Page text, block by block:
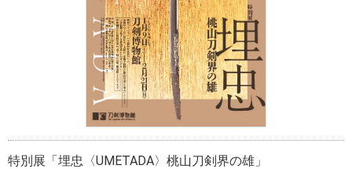
特別展「埋忠〈UMETADA〉桃山刀剣界の雄」